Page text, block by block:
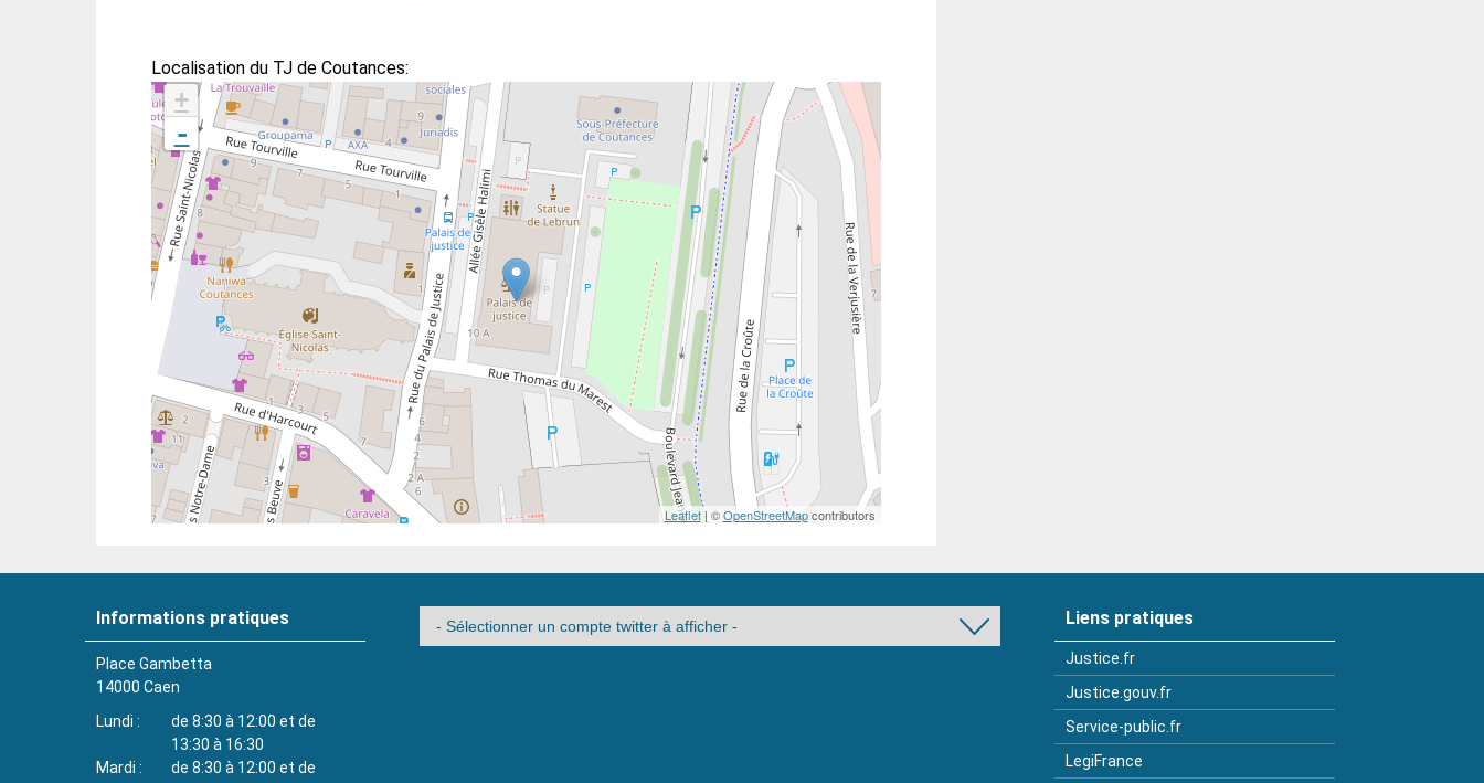
Localisation du TJ de Coutances:
+
-
Leaflet| ©OpenStreetMapcontributors
Informations pratiques
Place Gambetta
14000 Caen
Lundi
de 8:30 à 12:00 et de
13:30 à 16:30
Mardi
de 8:30 à 12:00 et de
Liens pratiques
Justice.fr
Justice.gouv.fr
Service-public.fr
LegiFrance